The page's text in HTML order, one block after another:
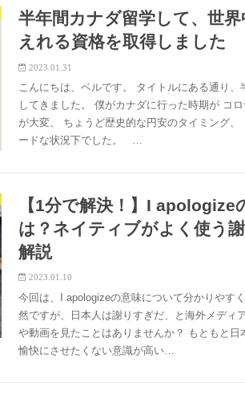
半年間カナダ留学して、世
えれる資格を取得しました
2023.01.31
こんにちは、ベルです。 タイトルにある通り、
してきました。 僕がカナダに行った時期が コ
が大変、 ちょうど歴史的な円安のタイミング、
ードな状況下でした。 …
【1分で解決！】I apologize
は？ネイティブがよく使う
解説
2023.01.10
今回は、I apologizeの意味について分かりやす
然ですが、日本人は謝りすぎだ、と海外メディ
や動画を見たことはありませんか？ もともと日
愉快にさせたくない意識が高い…